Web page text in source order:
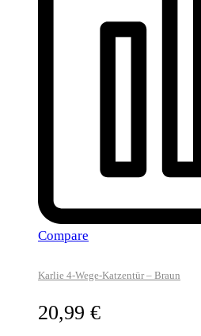
Compare
Karlie 4-Wege-Katzentür – Braun
20,99 €